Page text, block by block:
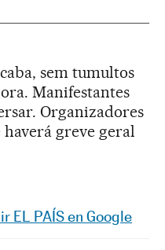
sem tumultos
Manifestantes
Organizadores
greve geral
Twitter
Redes Sociales
EL PAÍS en Google